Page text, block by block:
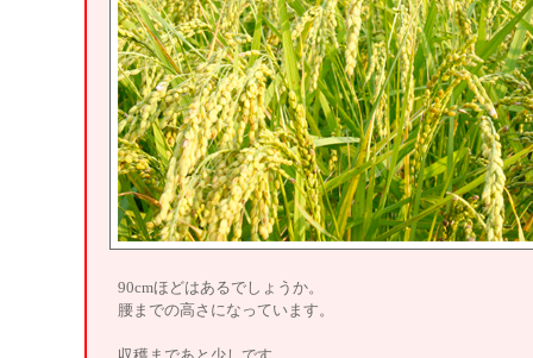
90cmほどはあるでしょうか。
腰までの高さになっています。